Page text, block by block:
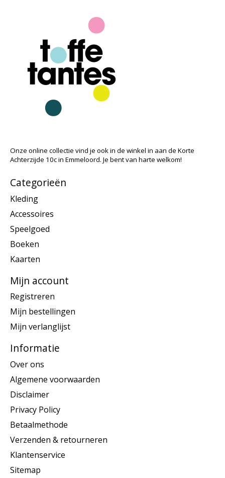
Onze online collectie vind je ook in de winkel in aan de Korte
Achterzijde 10c in Emmeloord. Je bent van harte welkom!
Categorieën
Kleding
Accessoires
Speelgoed
Boeken
Kaarten
Mijn account
Registreren
Mijn bestellingen
Mijn verlanglijst
Informatie
Over ons
Algemene voorwaarden
Disclaimer
Privacy Policy
Betaalmethode
Verzenden & retourneren
Klantenservice
Sitemap